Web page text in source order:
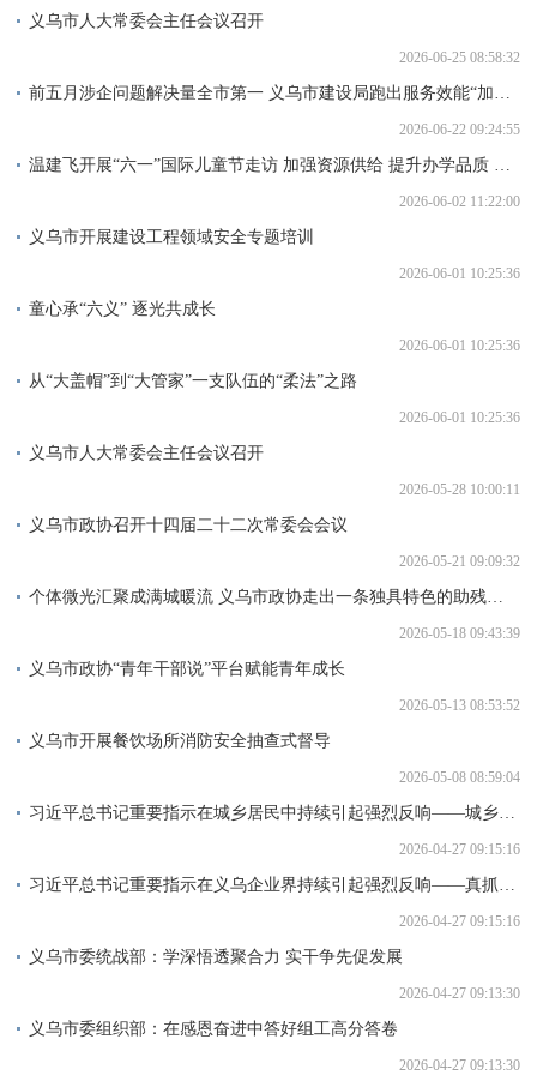
义乌市人大常委会主任会议召开
2026-06-25 08:58:32
前五月涉企问题解决量全市第一 义乌市建设局跑出服务效能“加速度”
2026-06-22 09:24:55
温建飞开展“六一”国际儿童节走访 加强资源供给 提升办学品质 为少年儿童营造优质成长环境
2026-06-02 11:22:00
义乌市开展建设工程领域安全专题培训
2026-06-01 10:25:36
童心承“六义” 逐光共成长
2026-06-01 10:25:36
从“大盖帽”到“大管家”一支队伍的“柔法”之路
2026-06-01 10:25:36
义乌市人大常委会主任会议召开
2026-05-28 10:00:11
义乌市政协召开十四届二十二次常委会会议
2026-05-21 09:09:32
个体微光汇聚成满城暖流 义乌市政协走出一条独具特色的助残共富路
2026-05-18 09:43:39
义乌市政协“青年干部说”平台赋能青年成长
2026-05-13 08:53:52
义乌市开展餐饮场所消防安全抽查式督导
2026-05-08 08:59:04
习近平总书记重要指示在城乡居民中持续引起强烈反响——城乡统筹促共富 宜居宜业新生活
2026-04-27 09:15:16
习近平总书记重要指示在义乌企业界持续引起强烈反响——真抓实干谋发展 踔厉奋发谱新篇
2026-04-27 09:15:16
义乌市委统战部：学深悟透聚合力 实干争先促发展
2026-04-27 09:13:30
义乌市委组织部：在感恩奋进中答好组工高分答卷
2026-04-27 09:13:30